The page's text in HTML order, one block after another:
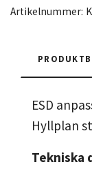
Artikelnummer:
ESD
Hyllplan
Tekniska